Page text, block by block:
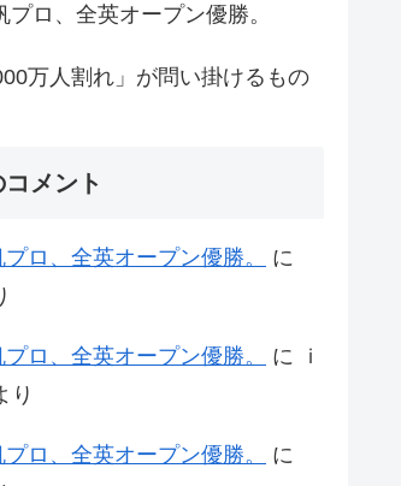
プロ、全英オープン優勝。
万人割れ」が問い掛けるもの
メント
ロ、全英オープン優勝。
に
ロ、全英オープン優勝。 に
ｉ
り
ロ、全英オープン優勝。
に